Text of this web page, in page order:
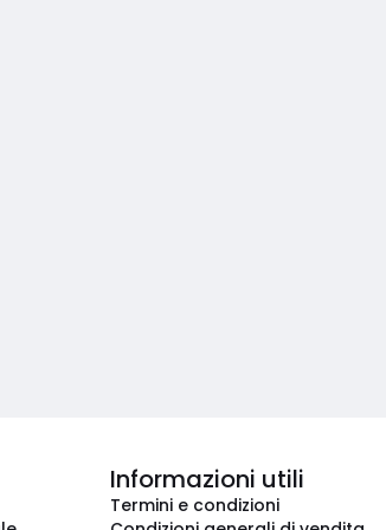
Informazioni utili
Termini e condizioni